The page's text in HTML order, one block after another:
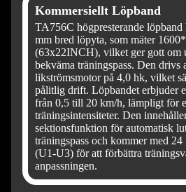
Kommersiellt Löpband
TA756C högpresterande
mm bred löpyta, som mäter
(63x22INCH), vilket ger gott om
bekväma träningspass. Den drivs
likströmsmotor på 4,0 hk, vilket
pålitlig drift. Löpbandet erbjuder
från 0,5 till 20 km/h, lämpligt för
träningsintensiteter. Den
sektionsfunktion för automatisk
träningspass och kommer med
(U1-U3) för att förbättra
anpassningen.